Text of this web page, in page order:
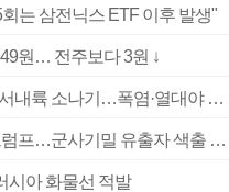
는 삼전닉스 ETF 이후 발생"
원… 전주보다 3원 ↓
부산 울산 경남 구름 많고 경남 북서내륙 소나기…폭염·열대야 계속
‘탄약 부족 사태’ 보도에 격노한 트럼프…군사기밀 유출자 색출 지시
시아 화물선 적발